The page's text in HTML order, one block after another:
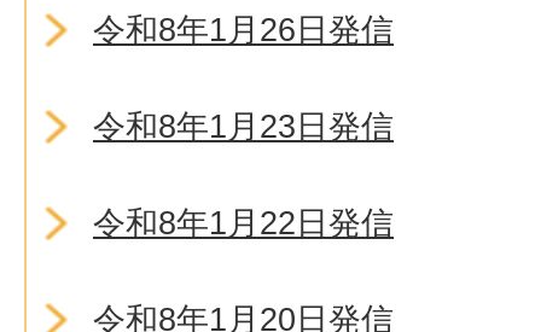
令和8年1月26日発信
令和8年1月23日発信
令和8年1月22日発信
令和8年1月20日発信